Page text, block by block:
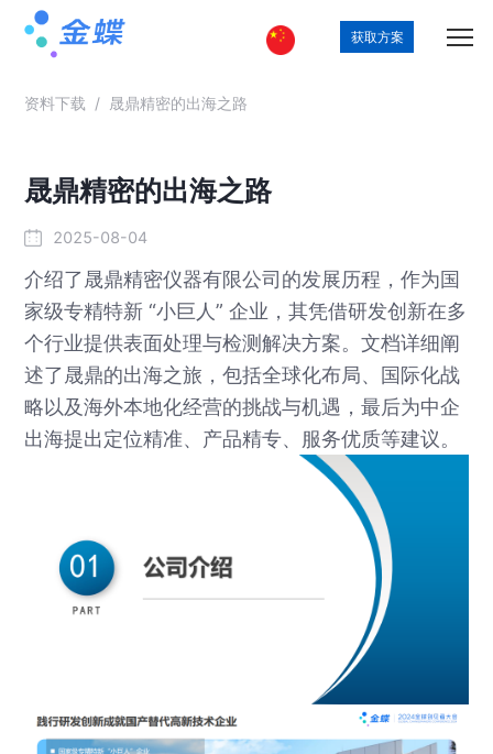
获取方案
资料下载 / 晟鼎精密的出海之路
晟鼎精密的出海之路
2025-08-04
介绍了晟鼎精密仪器有限公司的发展历程，作为国
家级专精特新 “小巨人” 企业，其凭借研发创新在多
个行业提供表面处理与检测解决方案。文档详细阐
述了晟鼎的出海之旅，包括全球化布局、国际化战
略以及海外本地化经营的挑战与机遇，最后为中企
出海提出定位精准、产品精专、服务优质等建议。